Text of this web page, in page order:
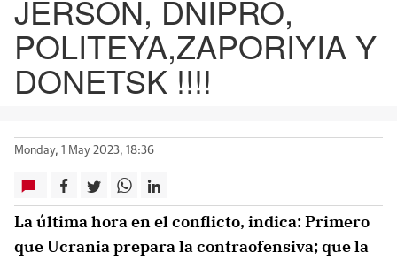
JERSON, DNIPRO,
POLITEYA,ZAPORIYIA Y
DONETSK !!!!
Monday, 1 May 2023, 18:36
La última hora en el conflicto, indica: Primero
que Ucrania prepara la contraofensiva; que la